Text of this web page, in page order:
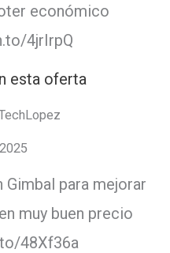
segundos
económico
4jrIrpQ
esta oferta
Gimbal para mejorar
muy buen precio
48Xf36a